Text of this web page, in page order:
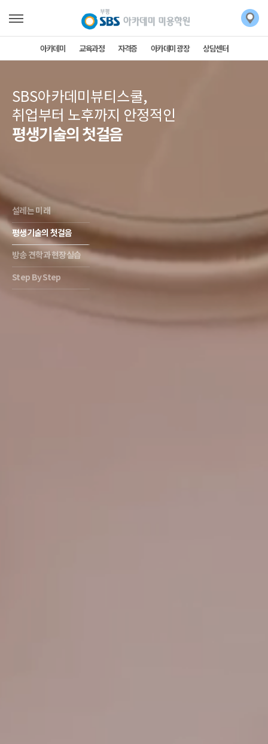
아카데미 교육과정 자격증 아카데미 광장 상담센터
SBS아카데미뷰티스쿨,
취업부터 노후까지 안정적인
평생기술의 첫걸음
설레는 미래
평생기술의 첫걸음
방송 견학과 현장실습
Step By Step